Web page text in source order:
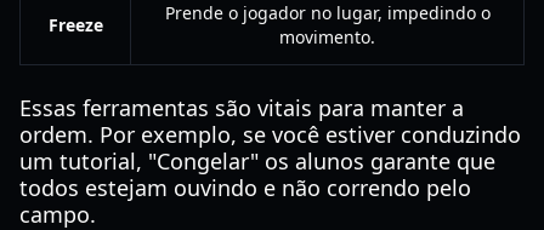
Freeze
Prende o jogador no lugar, impedindo o
movimento.
Essas ferramentas são vitais para manter a
ordem. Por exemplo, se você estiver conduzindo
um tutorial, "Congelar" os alunos garante que
todos estejam ouvindo e não correndo pelo
campo.